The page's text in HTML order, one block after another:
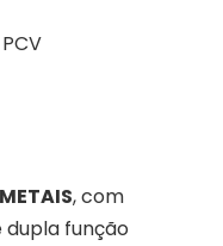
, com
função